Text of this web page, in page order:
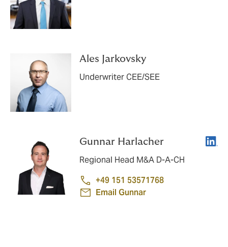
Ales Jarkovsky
Underwriter CEE/SEE
Gunnar Harlacher
Regional Head M&A D-A-CH
+49 151 53571768
Email Gunnar